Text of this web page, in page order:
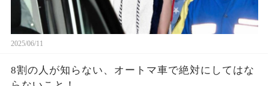
2025/06/11
8割の人が知らない、オートマ車で絶対にしてはな